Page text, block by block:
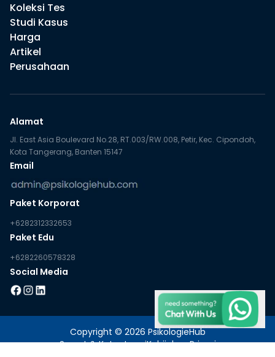
Koleksi Tes
Studi Kasus
Harga
Artikel
Perusahaan
Alamat
Jl. East Asia Boulevard No.28, RT.003/RW.008, Petir, Kec. Cipondoh,
Kota Tangerang, Banten 15147
Email
Paket Korporat
+6282312332653
Paket Edu
+6282260578328
Social Media
Copyright © 2026 PsikologieHub
Syarat & Ketentuan|Kebijakan Privasi